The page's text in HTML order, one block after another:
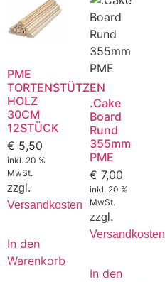
PME
TORTENSTÜTZEN
HOLZ
30CM
12STÜCK
€ 5,50
inkl. 20 %
MwSt.
zzgl.
Versandkosten
In den
Warenkorb
.Cake
Board
Rund
355mm
PME
€ 7,00
inkl. 20 %
MwSt.
zzgl.
Versandkosten
In den